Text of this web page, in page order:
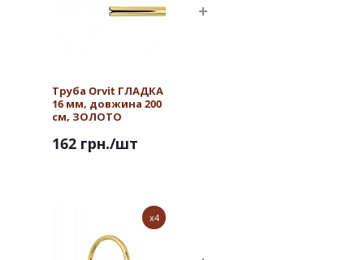
Труба Orvit ГЛАДКА
16 мм, довжина 200
см, ЗОЛОТО
162 грн./шт
x4